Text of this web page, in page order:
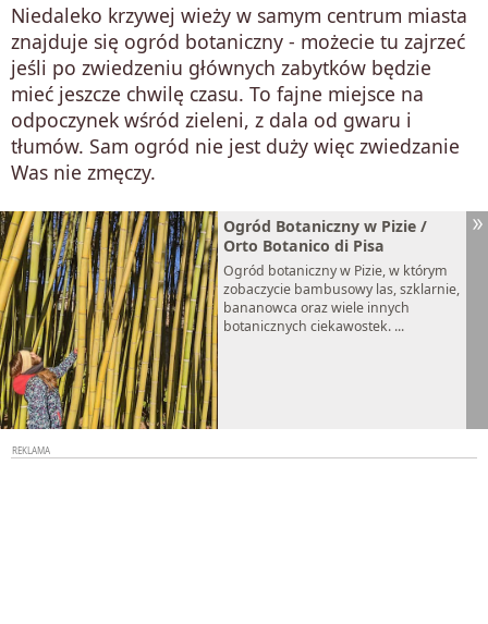
Niedaleko krzywej wieży w samym centrum miasta
znajduje się ogród botaniczny - możecie tu zajrzeć
jeśli po zwiedzeniu głównych zabytków będzie
mieć jeszcze chwilę czasu. To fajne miejsce na
odpoczynek wśród zieleni, z dala od gwaru i
tłumów. Sam ogród nie jest duży więc zwiedzanie
Was nie zmęczy.
Ogród Botaniczny w Pizie /
Orto Botanico di Pisa
Ogród botaniczny w Pizie, w którym
zobaczycie bambusowy las, szklarnie,
bananowca oraz wiele innych
botanicznych ciekawostek. ...